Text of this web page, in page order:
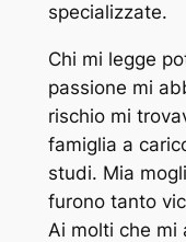
specializzate.
Chi mi legge
passione mi
rischio mi
famiglia a
studi. Mia
furono tanto
Ai molti che mi